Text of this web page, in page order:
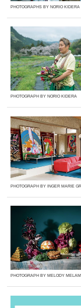
PHOTOGRAPHS BY NORIO KIDERA
PHOTOGRAPH BY NORIO KIDERA
PHOTOGRAPH BY INGER MARIE
PHOTOGRAPH BY MELODY